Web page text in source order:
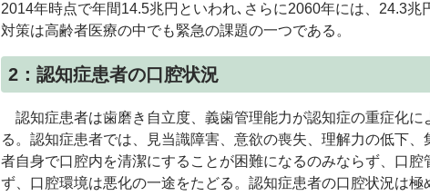
2014年時点で年間14.5兆円といわれ､さらに2060年には、24.3兆
対策は高齢者医療の中でも緊急の課題の一つである。
2：認知症患者の口腔状況
認知症患者は歯磨き自立度、義歯管理能力が認知症の重症化に
る。認知症患者では、見当識障害、意欲の喪失、理解力の低下
者自身で口腔内を清潔にすることが困難になるのみならず、口
ず、口腔環境は悪化の一途をたどる。認知症患者の口腔状況は極